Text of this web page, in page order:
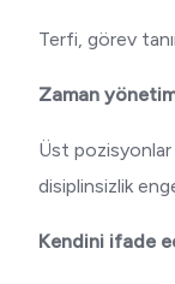
Terfi, görev
Zaman
Üst pozisyonlar
disiplinsizlik
Kendini ifade